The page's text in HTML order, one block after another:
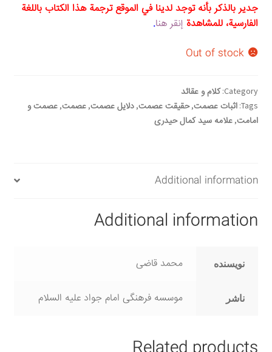
جدير بالذكر بأنه توجد لدينا في الموقع ترجمة هذا الكتاب باللغة
الفارسية، للمشاهدة إنقر هنا.
Out of stock
Category: کلام و عقائد
Tags: اثبات عصمت,حقیقت عصمت, دلایل عصمت, عصمت, عصمت و
امامت, علامه سید کمال حیدری
Additional information
Additional information
نویسنده محمد قاضی
ناشر موسسه فرهنگی امام جواد علیه السلام